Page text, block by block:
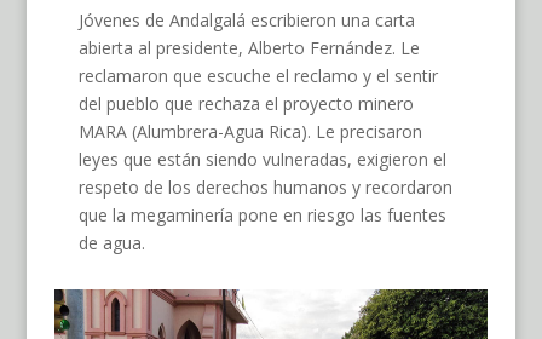
Jóvenes de Andalgalá escribieron una carta
abierta al presidente, Alberto Fernández. Le
reclamaron que escuche el reclamo y el sentir
del pueblo que rechaza el proyecto minero
MARA (Alumbrera-Agua Rica). Le precisaron
leyes que están siendo vulneradas, exigieron el
respeto de los derechos humanos y recordaron
que la megaminería pone en riesgo las fuentes
de agua.